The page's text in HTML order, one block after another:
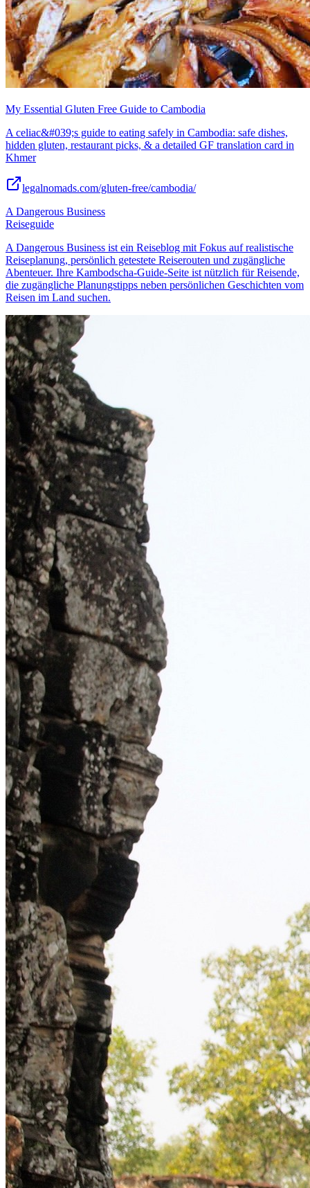
My Essential Gluten Free Guide to Cambodia
A celiac&#039;s guide to eating safely in Cambodia: safe dishes,
hidden gluten, restaurant picks, & a detailed GF translation card in
Khmer
legalnomads.com/gluten-free/cambodia/
A Dangerous Business
Reiseguide
A Dangerous Business ist ein Reiseblog mit Fokus auf realistische
Reiseplanung, persönlich getestete Reiserouten und zugängliche
Abenteuer. Ihre Kambodscha-Guide-Seite ist nützlich für Reisende,
die zugängliche Planungstipps neben persönlichen Geschichten vom
Reisen im Land suchen.